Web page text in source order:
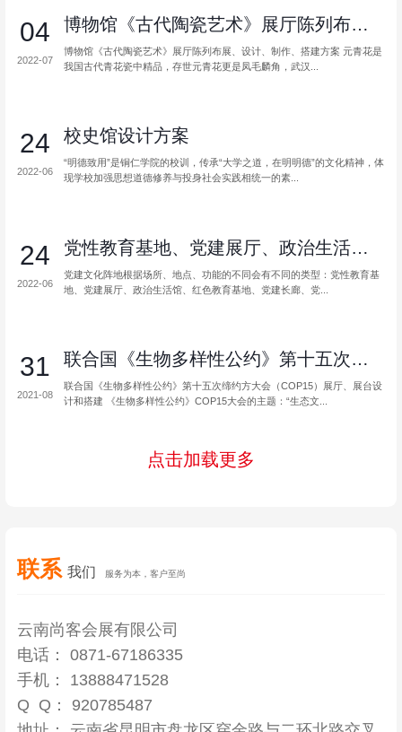
04
2022-07
博物馆《古代陶瓷艺术》展厅陈列布展、...
博物馆《古代陶瓷艺术》展厅陈列布展、设计、制作、搭建方案 元青花是
我国古代青花瓷中精品，存世元青花更是凤毛麟角，武汉...
24
2022-06
校史馆设计方案
“明德致用”是铜仁学院的校训，传承“大学之道，在明明德”的文化精神，体
现学校加强思想道德修养与投身社会实践相统一的素...
24
2022-06
党性教育基地、党建展厅、政治生活馆、...
党建文化阵地根据场所、地点、功能的不同会有不同的类型：党性教育基
地、党建展厅、政治生活馆、红色教育基地、党建长廊、党...
31
2021-08
联合国《生物多样性公约》第十五次缔约...
联合国《生物多样性公约》第十五次缔约方大会（COP15）展厅、展台设
计和搭建 《生物多样性公约》COP15大会的主题：“生态文...
点击加载更多
联系 我们 服务为本，客户至尚
云南尚客会展有限公司
电话： 0871-67186335
手机： 13888471528
Q Q： 920785487